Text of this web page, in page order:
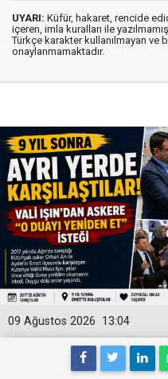
UYARI: Küfür, hakaret, rencide
içeren, imla kuralları ile
Türkçe karakter kullanılmayan ve
onaylanmamaktadır.
13:04
09 Ağustos 2026